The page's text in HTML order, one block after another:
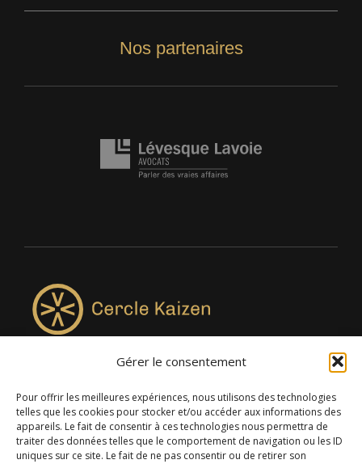
Gérer le consentement
Pour offrir les meilleures expériences, nous utilisons des technologies
telles que les cookies pour stocker et/ou accéder aux informations des
appareils. Le fait de consentir à ces technologies nous permettra de
traiter des données telles que le comportement de navigation ou les ID
uniques sur ce site. Le fait de ne pas consentir ou de retirer son
Nos partenaires
4957, rue Lionel-Groulx, bureau 819, Saint-Augustin-de-
Desmaures QC G3A 0M7